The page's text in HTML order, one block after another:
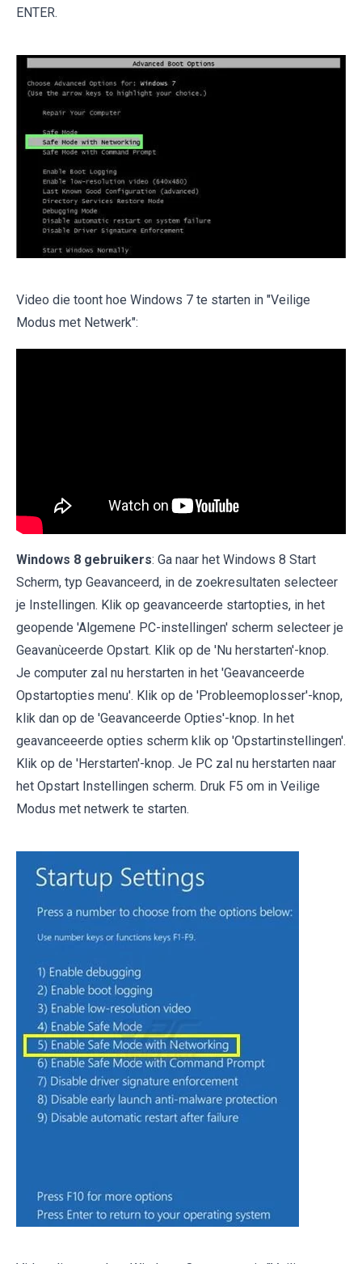
ENTER.
Video die toont hoe Windows 7 te starten in "Veilige
Modus met Netwerk":
Windows 8 gebruikers: Ga naar het Windows 8 Start
Scherm, typ Geavanceerd, in de zoekresultaten selecteer
je Instellingen. Klik op geavanceerde startopties, in het
geopende 'Algemene PC-instellingen' scherm selecteer je
Geavanùceerde Opstart. Klik op de 'Nu herstarten'-knop.
Je computer zal nu herstarten in het 'Geavanceerde
Opstartopties menu'. Klik op de 'Probleemoplosser'-knop,
klik dan op de 'Geavanceerde Opties'-knop. In het
geavanceeerde opties scherm klik op 'Opstartinstellingen'.
Klik op de 'Herstarten'-knop. Je PC zal nu herstarten naar
het Opstart Instellingen scherm. Druk F5 om in Veilige
Modus met netwerk te starten.